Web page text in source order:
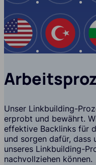
USA Türkei
Unser Linkbuilding-
erprobt und bewährt.
effektive Backlinks für
und sorgen dafür, dass
unseres Linkbuilding-
nachvollziehen können.